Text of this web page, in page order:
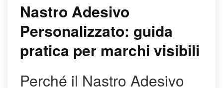
Nastro Adesivo
Personalizzato: guida
pratica per marchi visibili
Perché il Nastro Adesivo